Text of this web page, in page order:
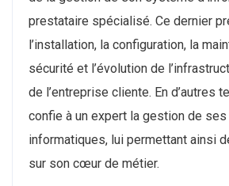
prestataire spécialisé. Ce dernier
l’installation, la configuration, la
sécurité et l’évolution de
de l’entreprise cliente. En d’autres
confie à un expert la gestion de
informatiques, lui permettant ainsi
sur son cœur de métier.